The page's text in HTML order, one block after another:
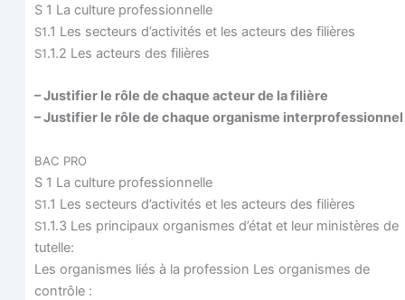
S 1 La culture professionnelle
S1.1 Les sec­teurs d’activités et les acteurs des filières
S1.1.2 Les acteurs des filières
– Jus­ti­fier le rôle de chaque acteur de la filière
– Jus­ti­fier le rôle de chaque orga­nisme interprofessionnel
BAC PRO
S 1 La culture professionnelle
S1.1 Les sec­teurs d’activités et les acteurs des filières
S1.1.3 Les prin­ci­paux orga­nismes d’é­tat et leur minis­tères de
tutelle:
Les orga­nismes liés à la pro­fes­sion Les orga­nismes de
contrôle :